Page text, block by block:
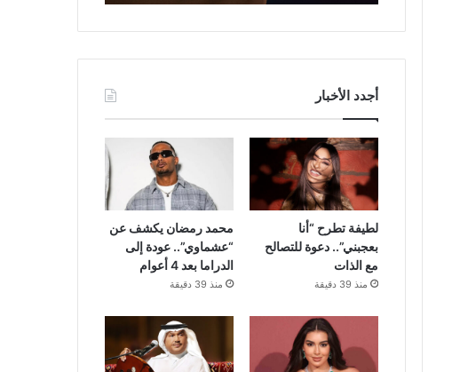
أجدد الأخبار
لطيفة تطرح “أنا
بعجبني”.. دعوة للتصالح
مع الذات
منذ 39 دقيقة
محمد رمضان يكشف عن
“عشماوي”.. عودة إلى
الدراما بعد 4 أعوام
منذ 39 دقيقة